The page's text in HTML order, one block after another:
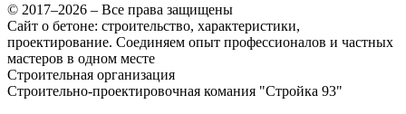
© 2017–2026 – Все права защищены
Сайт о бетоне: строительство, характеристики,
проектирование. Соединяем опыт профессионалов и частных
мастеров в одном месте
Строительная организация
Строительно-проектировочная комания "Стройка 93"